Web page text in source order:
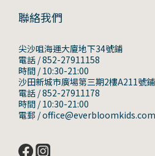
聯絡我們
尖沙咀海運大廈地下34號鋪
電話 / 852-27911158
時間 / 10:30-21:00
沙田新城市廣場第三期2樓A211號鋪
電話 / 852-27911178
時間 / 10:30-21:00
電郵 / office@everbloomkids.com